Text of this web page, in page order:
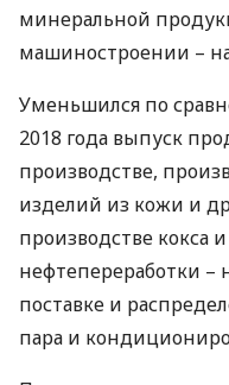
минеральной
машиностроении – на
Уменьшился по
2018 года выпуск
производстве,
изделий из кожи и
производстве кокса
нефтепереработки –
поставке и
пара и